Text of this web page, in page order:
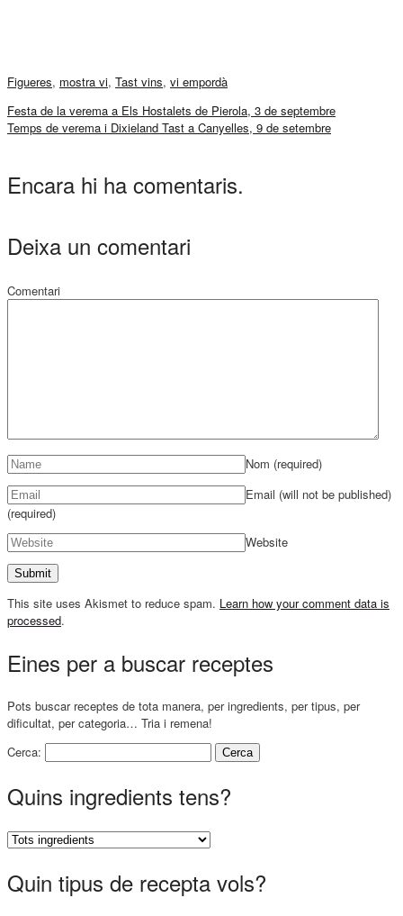
Figueres, mostra vi, Tast vins, vi empordà
Festa de la verema a Els Hostalets de Pierola, 3 de septembre
Temps de verema i Dixieland Tast a Canyelles, 9 de setembre
Encara hi ha comentaris.
Deixa un comentari
Comentari
Nom (required)
Email (will not be published)
(required)
Website
This site uses Akismet to reduce spam. Learn how your comment data is
processed.
Eines per a buscar receptes
Pots buscar receptes de tota manera, per ingredients, per tipus, per
dificultat, per categoria… Tria i remena!
Cerca:
Quins ingredients tens?
Quin tipus de recepta vols?